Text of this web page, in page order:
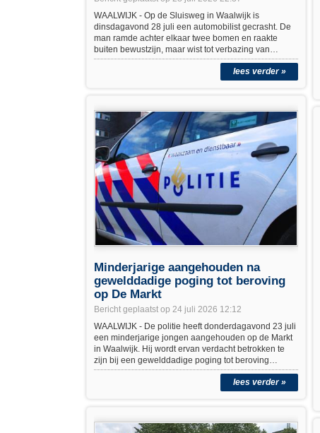
WAALWIJK - Op de Sluisweg in Waalwijk is
dinsdagavond 28 juli een automobilist gecrasht. De
man ramde achter elkaar twee bomen en raakte
buiten bewustzijn, maar wist tot verbazing van…
lees verder »
Minderjarige aangehouden na
gewelddadige poging tot beroving
op De Markt
Bericht geplaatst op 24 juli 2026 12:12
WAALWIJK - De politie heeft donderdagavond 23 juli
een minderjarige jongen aangehouden op de Markt
in Waalwijk. Hij wordt ervan verdacht betrokken te
zijn bij een gewelddadige poging tot beroving…
lees verder »